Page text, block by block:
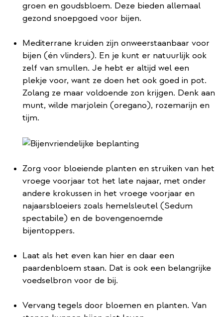
groen en goudsbloem. Deze bieden allemaal
gezond snoepgoed voor bijen.
Mediterrane kruiden zijn onweerstaanbaar voor
bijen (én vlinders). En je kunt er natuurlijk ook
zelf van smullen. Je hebt er altijd wel een
plekje voor, want ze doen het ook goed in pot.
Zolang ze maar voldoende zon krijgen. Denk aan
munt, wilde marjolein (oregano), rozemarijn en
tijm.
Zorg voor bloeiende planten en struiken van het
vroege voorjaar tot het late najaar, met onder
andere krokussen in het vroege voorjaar en
najaarsbloeiers zoals hemelsleutel (Sedum
spectabile) en de bovengenoemde
bijentoppers.
Laat als het even kan hier en daar een
paardenbloem staan. Dat is ook een belangrijke
voedselbron voor de bij.
Vervang tegels door bloemen en planten. Van